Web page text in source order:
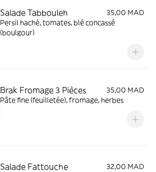
Salade Tabbouleh
35,00 MAD
Persil haché, tomates, blé concassé
(boulgour)
Brak Fromage 3 Pièces
35,00 MAD
Pâte fine (feuilletée), fromage, herbes
Salade Fattouche
32,00 MAD